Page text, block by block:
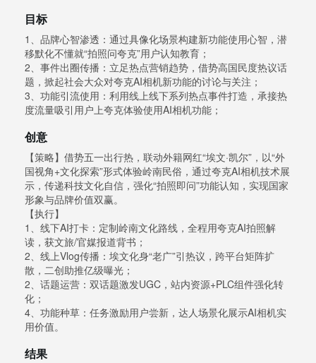
目标
1、品牌心智渗透：通过具像化场景构建新功能使用心智，潜
移默化不懂就“拍照问夸克”用户认知教育；
2、事件出圈传播：立足热点营销趋势，借势高国民度热议话
题，掀起社会大众对夸克AI相机新功能的讨论与关注；
3、功能引流使用：利用线上线下系列热点事件打造，承接热
度流量吸引用户上夸克体验使用AI相机功能；
创意
【策略】借势五一出行热，联动外籍网红“埃文·凯尔”，以“外
国视角+文化探索”形式体验岭南民俗，通过夸克AI相机技术展
示，传递科技文化自信，强化“拍照即问”功能认知，实现国家
形象与品牌价值双赢。
【执行】
1、线下AI打卡：定制岭南文化路线，全程用夸克AI拍照解
读，获文旅/官媒报道背书；
2、线上Vlog传播：埃文化身“老广”引热议，跨平台矩阵扩
散，二创助推亿级曝光；
2、话题运营：双话题激发UGC，站内资源+PLC组件强化转
化；
4、功能种草：任务激励用户尝新，达人场景化展示AI相机实
用价值。
结果